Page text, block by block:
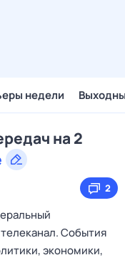
недели
на 2
2
События
экономики,